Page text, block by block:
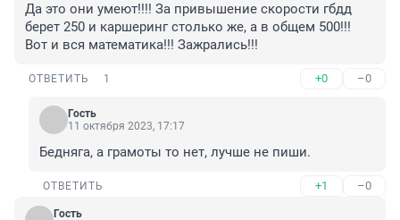
Да это они умеют!!!! За привышение скорости гбдд
берет 250 и каршеринг столько же, а в общем 500!!!
Вот и вся математика!!! Зажрались!!!
ОТВЕТИТЬ 1 +0 –0
Гость
11 октября 2023, 17:17
Бедняга, а грамоты то нет, лучше не пиши.
ОТВЕТИТЬ +1 –0
Гость